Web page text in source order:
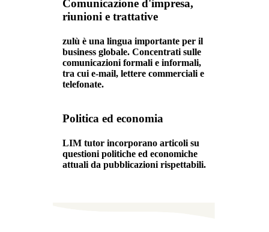
Comunicazione d'impresa,
riunioni e trattative
zulù è una lingua importante per il
business globale. Concentrati sulle
comunicazioni formali e informali,
tra cui e-mail, lettere commerciali e
telefonate.
Politica ed economia
LIM tutor incorporano articoli su
questioni politiche ed economiche
attuali da pubblicazioni rispettabili.